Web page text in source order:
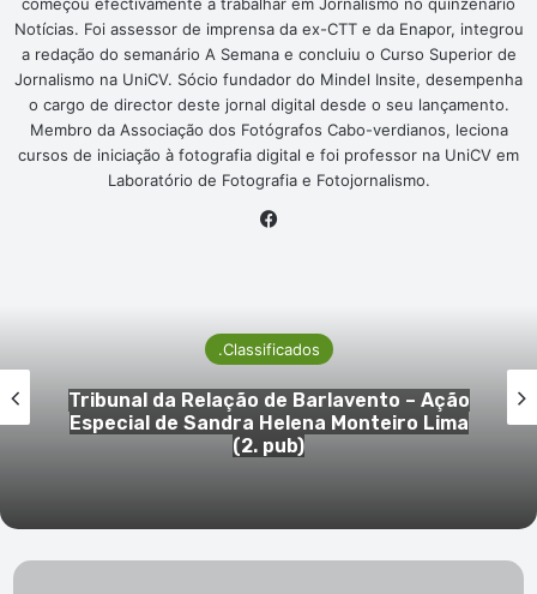
Notícias. Foi assessor de imprensa da ex-CTT e da Enapor, integrou
a redação do semanário A Semana e concluiu o Curso Superior de
Jornalismo na UniCV. Sócio fundador do Mindel Insite, desempenha
o cargo de director deste jornal digital desde o seu lançamento.
Membro da Associação dos Fotógrafos Cabo-verdianos, leciona
cursos de iniciação à fotografia digital e foi professor na UniCV em
Laboratório de Fotografia e Fotojornalismo.
.Classificados
Tribunal da Relação de Barlavento – Ação
Especial de Sandra Helena Monteiro Lima
(2. pub)
Tribunal